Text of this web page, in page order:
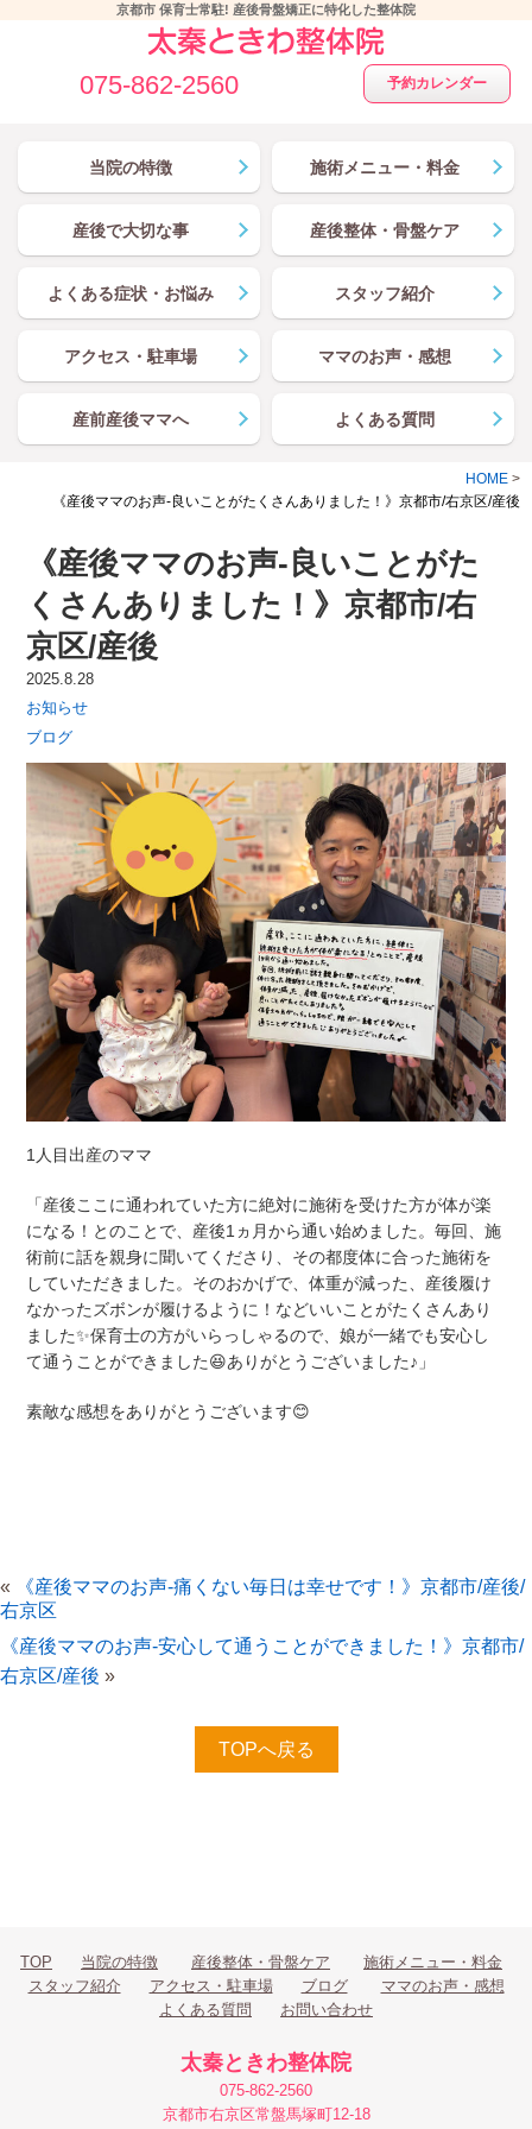
京都市 保育士常駐! 産後骨盤矯正に特化した整体院
075-862-2560 予約カレンダー
当院の特徴 施術メニュー・料金
産後で大切な事 産後整体・骨盤ケア
よくある症状・お悩み スタッフ紹介
アクセス・駐車場 ママのお声・感想
産前産後ママへ よくある質問
HOME >
《産後ママのお声-良いことがたくさんありました！》京都市/右京区/産後
《産後ママのお声-良いことがた
くさんありました！》京都市/右
京区/産後
2025.8.28
お知らせ
ブログ
1人目出産のママ
「産後ここに通われていた方に絶対に施術を受けた方が体が楽
になる！とのことで、産後1ヵ月から通い始めました。毎回、施
術前に話を親身に聞いてくださり、その都度体に合った施術を
していただきました。そのおかげで、体重が減った、産後履け
なかったズボンが履けるように！などいいことがたくさんあり
ました✨保育士の方がいらっしゃるので、娘が一緒でも安心し
て通うことができました😆ありがとうございました♪」
素敵な感想をありがとうございます😊
«
《産後ママのお声-痛くない毎日は幸せです！》京都市/産後/
右京区
《産後ママのお声-安心して通うことができました！》京都市/
右京区/産後 »
TOPへ戻る
TOP 当院の特徴 産後整体・骨盤ケア
施術メニュー・料金
スタッフ紹介
アクセス・駐車場 ブログ
ママのお声・感想
よくある質問
お問い合わせ
太秦ときわ整体院
075-862-2560
京都市右京区常盤馬塚町12-18